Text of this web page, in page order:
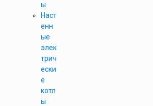
ы
Наст
енн
ые
элек
трич
ески
е
котл
ы